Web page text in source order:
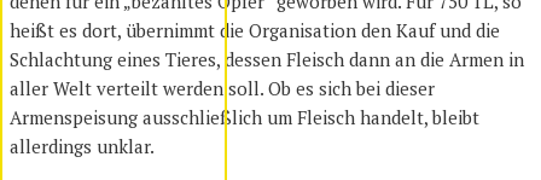
heißt es dort, übernimmt die Organisation den Kauf und die
Schlachtung eines Tieres, dessen Fleisch dann an die Armen in
aller Welt verteilt werden soll. Ob es sich bei dieser
Armenspeisung ausschließlich um Fleisch handelt, bleibt
allerdings unklar.